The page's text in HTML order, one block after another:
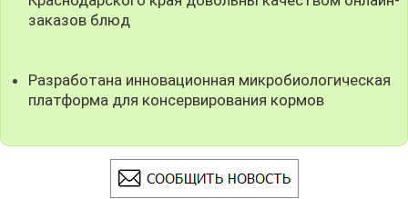
заказов блюд
Разработана инновационная микробиологическая
платформа для консервирования кормов